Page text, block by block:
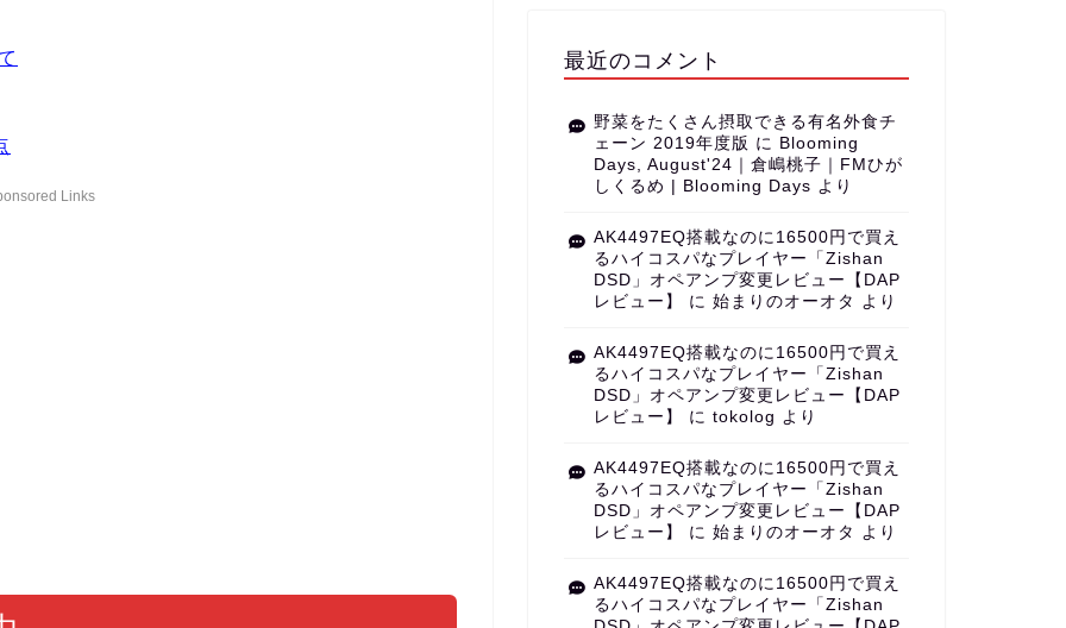
Links
最近のコメント
野菜をたくさん摂取できる有名外食チ
ェーン 2019年度版 に Blooming
Days, August'24｜倉嶋桃子｜FMひが
しくるめ | Blooming Days より
AK4497EQ搭載なのに16500円で買え
るハイコスパなプレイヤー「Zishan
DSD」オペアンプ変更レビュー【DAP
レビュー】
に 始まりのオーオタ より
AK4497EQ搭載なのに16500円で買え
るハイコスパなプレイヤー「Zishan
DSD」オペアンプ変更レビュー【DAP
レビュー】
に tokolog より
AK4497EQ搭載なのに16500円で買え
るハイコスパなプレイヤー「Zishan
DSD」オペアンプ変更レビュー【DAP
レビュー】
に 始まりのオーオタ より
AK4497EQ搭載なのに16500円で買え
るハイコスパなプレイヤー「Zishan